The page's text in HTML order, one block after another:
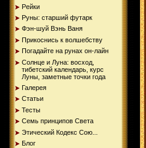
Рейки
Руны: старший футарк
Фэн-шуй Вэнь Ваня
Прикоснись к волшебству
Погадайте на рунах oн-лайн
Солнце и Луна: восход,
тибетский календарь, курс
Луны, заметные точки года
Галерея
Статьи
Тесты
Семь принципов Света
Этический Кодекс Сою...
Блог